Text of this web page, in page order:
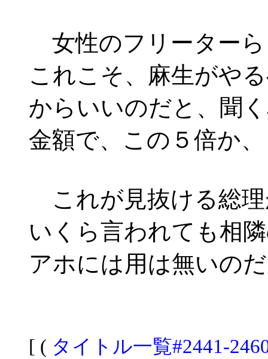
女性のフリーターら
これこそ、麻生がや
からいいのだと、聞
金額で、この５倍か
これが見抜ける総理
いくら言われても相
アホには用は無いの
[ ( タイトル一覧#2441-